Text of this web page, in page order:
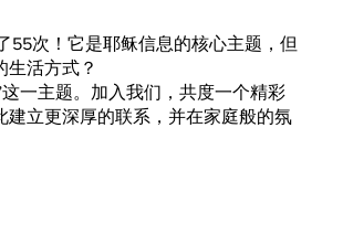
55次！它是耶稣信息的核心主题，但
生活方式？
一主题。加入我们，共度一个精彩
立更深厚的联系，并在家庭般的氛